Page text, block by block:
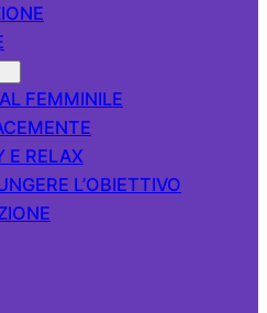
FEMMINILE
E RELAX
L’OBIETTIVO